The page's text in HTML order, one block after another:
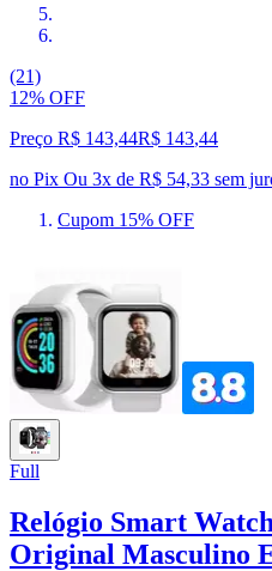
(21)
12% OFF
Preço R$ 143,44R$ 143,44
no Pix Ou 3x de R$ 54,33 sem
Cupom 15% OFF
Full
Relógio Smart
Original Masculino